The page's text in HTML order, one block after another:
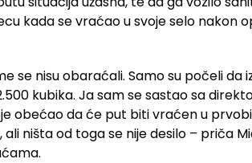
kada se vraćao u svoje selo nakon
se nisu obaraćali. Samo su počeli da
kubika. Ja sam se sastao sa
obećao da će put biti vraćen u
ništa od toga se nije desilo – priča